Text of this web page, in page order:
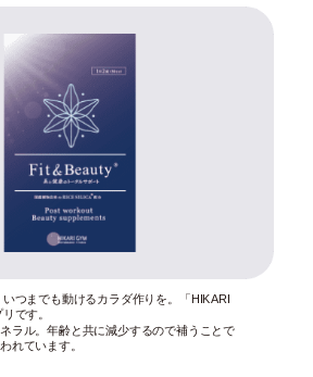
つまでも動けるカラダ作りを。「HIKARI
です。
ラル。年齢と共に減少するので補うことで
れています。